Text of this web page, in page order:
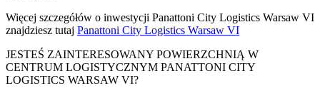
Więcej szczegółów o inwestycji Panattoni City Logistics Warsaw VI
znajdziesz tutaj Panattoni City Logistics Warsaw VI
JESTEŚ ZAINTERESOWANY POWIERZCHNIĄ W
CENTRUM LOGISTYCZNYM PANATTONI CITY
LOGISTICS WARSAW VI?